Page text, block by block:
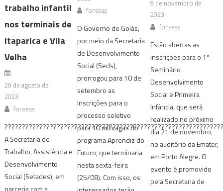
trabalho infantil
nos terminais de
Itaparica e Vila
Velha
29 de agosto de
2023
fonseas
A Secretaria de
Trabalho, Assistência e
Desenvolvimento
Social (Setades), em
parceria com a
fonseas
O Governo de Goiás,
por meio da Secretaria
de Desenvolvimento
Social (Seds),
prorrogou para 10 de
setembro as
inscrições para o
processo seletivo
para 10 mil vagas do
programa Aprendiz do
Futuro, que terminaria
nesta sexta-feira
(25/08). Com isso, os
9 de novembro de
2023
fonseas
Estão abertas as
inscrições para o 1º
Seminário
Desenvolvimento
Social e Primeira
Infância, que será
realizado no próximo
dia 21 de novembro,
no auditório da Emater,
em Porto Alegre. O
evento é promovido
pela Secretaria de